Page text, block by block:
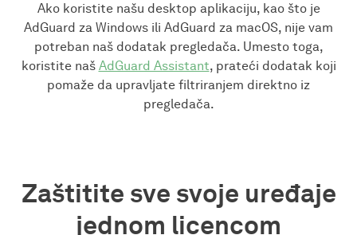
Ako koristite našu desktop aplikaciju, kao što je
AdGuard za Windows ili AdGuard za macOS, nije vam
potreban naš dodatak pregledača. Umesto toga,
koristite naš AdGuard Assistant, prateći dodatak koji
pomaže da upravljate filtriranjem direktno iz
pregledača.
Zaštitite sve svoje uređaje
jednom licencom